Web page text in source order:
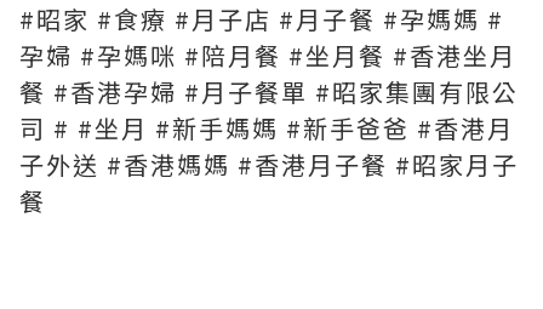
#昭家 #食療 #月子店 #月子餐 #孕媽媽 #
孕婦 #孕媽咪 #陪月餐 #坐月餐 #香港坐月
餐 #香港孕婦 #月子餐單 #昭家集團有限公
司 # #坐月 #新手媽媽 #新手爸爸 #香港月
子外送 #香港媽媽 #香港月子餐 #昭家月子
餐